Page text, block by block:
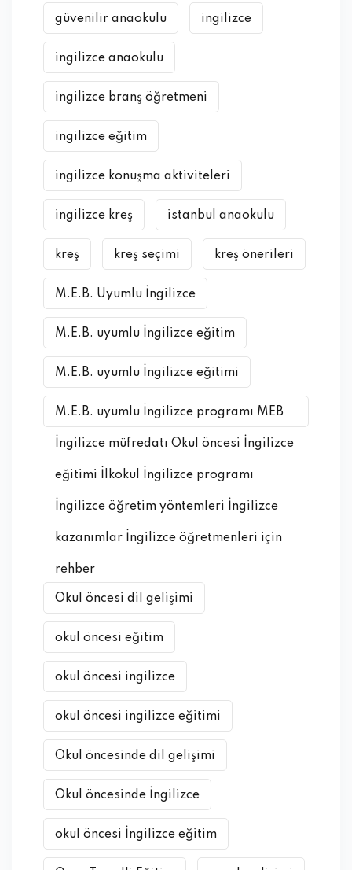
güvenilir anaokulu ingilizce
ingilizce anaokulu
ingilizce branş öğretmeni
ingilizce eğitim
ingilizce konuşma aktiviteleri
ingilizce kreş istanbul anaokulu
kreş kreş seçimi kreş önerileri
M.E.B. Uyumlu İngilizce
M.E.B. uyumlu İngilizce eğitim
M.E.B. uyumlu İngilizce eğitimi
M.E.B. uyumlu İngilizce programı MEB
İngilizce müfredatı Okul öncesi İngilizce
eğitimi İlkokul İngilizce programı
İngilizce öğretim yöntemleri İngilizce
kazanımlar İngilizce öğretmenleri için
rehber
Okul öncesi dil gelişimi
okul öncesi eğitim
okul öncesi ingilizce
okul öncesi ingilizce eğitimi
Okul öncesinde dil gelişimi
Okul öncesinde İngilizce
okul öncesi İngilizce eğitim